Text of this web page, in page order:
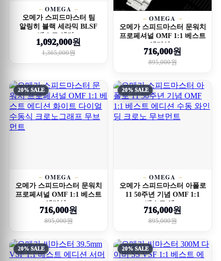
OMEGA
오메가 스피드마스터 팀
알링히 블랙 세라믹 BLSF
베스트 에디...
1,092,000원
1,365,000원
OMEGA
오메가 스피드마스터 문워치
프로페셔널 OMF 1:1 베스트
에디션...
716,000원
895,000원
20% SALE
OMEGA
오메가 스피드마스터 문워치
프로페셔널 OMF 1:1 베스트
에디션...
716,000원
895,000원
20% SALE
OMEGA
오메가 스피드마스터 아폴로
11 50주년 기념 OMF 1:1
베스트 에...
716,000원
895,000원
20% SALE 20% SALE